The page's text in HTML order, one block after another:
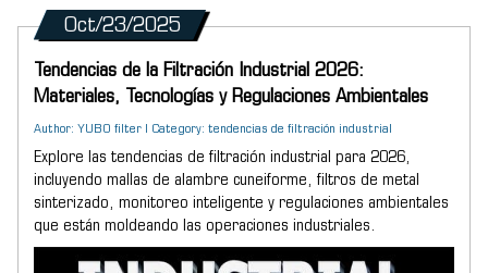
Oct/23/2025
Tendencias de la Filtración Industrial 2026:
Materiales, Tecnologías y Regulaciones Ambientales
Author: YUBO filter | Category: tendencias de filtración industrial
Explore las tendencias de filtración industrial para 2026,
incluyendo mallas de alambre cuneiforme, filtros de metal
sinterizado, monitoreo inteligente y regulaciones ambientales
que están moldeando las operaciones industriales.